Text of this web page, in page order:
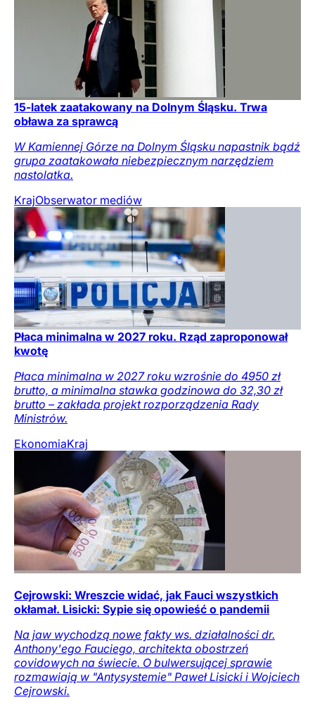
15-latek zaatakowany na Dolnym Śląsku. Trwa
obława za sprawcą
W Kamiennej Górze na Dolnym Śląsku napastnik bądź
grupa zaatakowała niebezpiecznym narzędziem
nastolatka.
KrajObserwator mediów
Płaca minimalna w 2027 roku. Rząd zaproponował
kwotę
Płaca minimalna w 2027 roku wzrośnie do 4950 zł
brutto, a minimalna stawka godzinowa do 32,30 zł
brutto – zakłada projekt rozporządzenia Rady
Ministrów.
EkonomiaKraj
Cejrowski: Wreszcie widać, jak Fauci wszystkich
okłamał. Lisicki: Sypie się opowieść o pandemii
Na jaw wychodzą nowe fakty ws. działalności dr.
Anthony'ego Fauciego, architekta obostrzeń
covidowych na świecie. O bulwersującej sprawie
rozmawiają w "Antysystemie" Paweł Lisicki i Wojciech
Cejrowski.